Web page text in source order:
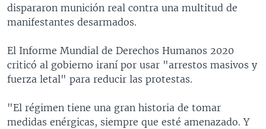
dispararon munición real contra una multitud de
manifestantes desarmados.
El Informe Mundial de Derechos Humanos 2020
criticó al gobierno iraní por usar "arrestos masivos y
fuerza letal" para reducir las protestas.
"El régimen tiene una gran historia de tomar
medidas enérgicas, siempre que esté amenazado. Y